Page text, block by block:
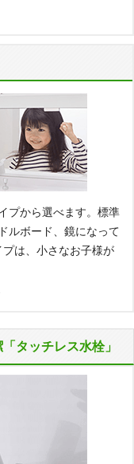
プから選べます。標準
ルボード、鏡になって
は、小さなお子様が
タッチレス水栓」